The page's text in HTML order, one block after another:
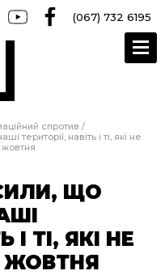
(067) 732 6195
спротив /
території, навіть і ті, які не
жовтня
ЩО
І ТІ, ЯКІ НЕ
ЖОВТНЯ